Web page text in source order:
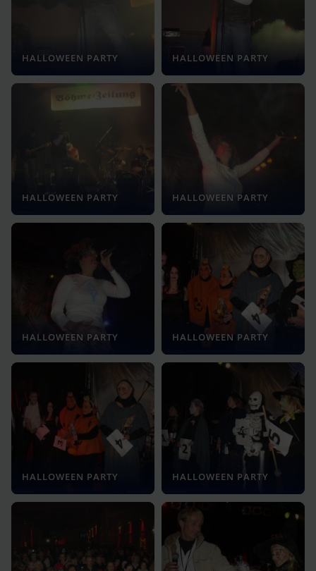
HALLOWEEN PARTY HALLOWEEN PARTY
HALLOWEEN PARTY HALLOWEEN PARTY
HALLOWEEN PARTY HALLOWEEN PARTY
HALLOWEEN PARTY HALLOWEEN PARTY